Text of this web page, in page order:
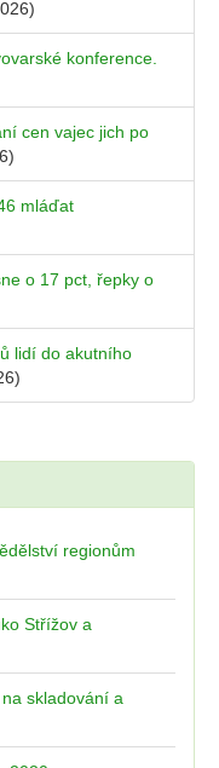
konference.
cen vajec jich po
mláďat
o 17 pct, řepky o
lidí do akutního
regionům
Střížov a
skladování a